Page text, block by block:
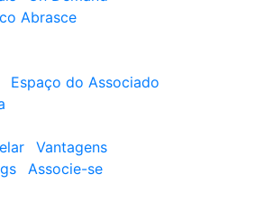
Abrasce
Espaço do Associado
Vantagens
Associe-se